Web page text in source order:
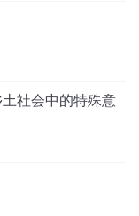
土社会中的特殊意